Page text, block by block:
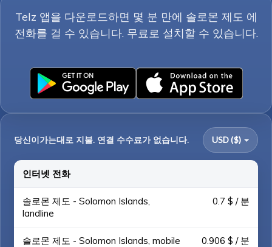
Telz 앱을 다운로드하면 몇 분 만에 솔로몬 제도 에
전화를 걸 수 있습니다. 무료로 설치할 수 있습니다.
당신이가는대로 지불. 연결 수수료가 없습니다. USD ($)
인터넷 전화
솔로몬 제도 - Solomon Islands,
landline
0.7 $ / 분
솔로몬 제도 - Solomon Islands, mobile 0.906 $ / 분